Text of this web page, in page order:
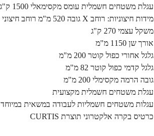
עגלת משטחים חשמלית עומס מקסימאלי 1500 ק"ג
מידות חיצוניות: רוחב X גובה 520 מ"מ רוחב חיצוני
משקל עצמי 270 ק"ג
אורך שן 1150 מ"מ
גלגל אחורי כפול קוטר 200 מ"מ
גלגל קדמי כפול קוטר 82 מ"מ
גובה הרמה מקסימלי 200 מ"מ
עגלת משטחים חשמלית מקצועית
עגלות משטחים חשמליות לעבודה במשאית במיוחד
כרטיס בקרה אלקטרוני תוצרת CURTIS